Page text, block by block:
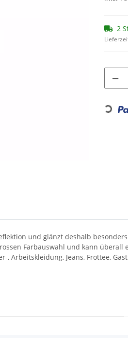
2
Loading...
und glänzt deshalb
Farbauswahl und kann
Arbeitskleidung, Jeans, Frottee,